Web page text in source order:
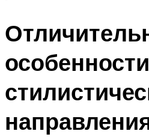
особенности